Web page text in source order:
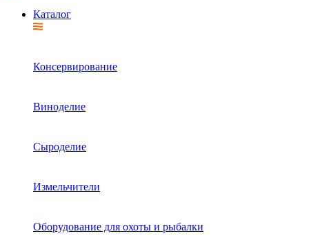
Каталог
Консервирование
Виноделие
Сыроделие
Измельчители
Оборудование для охоты и рыбалки